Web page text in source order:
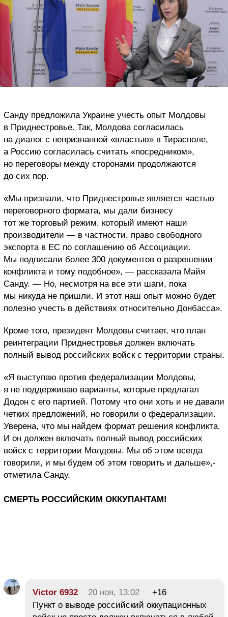
Санду предложила Украине учесть опыт Молдовы
в Приднестровье. Так, Молдова согласилась
на диалог с непризнанной «властью» в Тирасполе,
а Россию согласилась считать «посредником»,
но переговоры между сторонами продолжаются
до сих пор.
«Мы признали, что Приднестровье является частью
переговорного формата, мы дали бизнесу
тот же торговый режим, который имеют наши
производители — в частности, право свободного
экспорта в ЕС по соглашению об Ассоциации.
Мы подписали более 300 документов о разрешении
конфликта и тому подобное», — рассказала Майя
Санду. — Но, несмотря на все эти шаги, пока
мы никуда не пришли. И этот наш опыт можно будет
полезно учесть в действиях относительно Донбасса».
Кроме того, президент Молдовы считает, что план
реинтеграции Приднестровья должен включать
полный вывод российских войск с территории страны.
«Я выступаю против федерализации Молдовы,
я не поддерживаю варианты, которые предлагал
Додон с его партией. Потому что они хоть и не давали
четких предложений, но говорили о федерализации.
Уверена, что мы найдем формат решения конфликта.
И он должен включать полный вывод российских
войск с территории Молдовы. Мы об этом всегда
говорили, и мы будем об этом говорить и дальше»,-
отметила Санду.
СМЕРТЬ РОССИЙСКИМ ОККУПАНТАМ!
Victor 6932 20 ноя, 13:02
+16
Пункт о выводе российский оккупационных